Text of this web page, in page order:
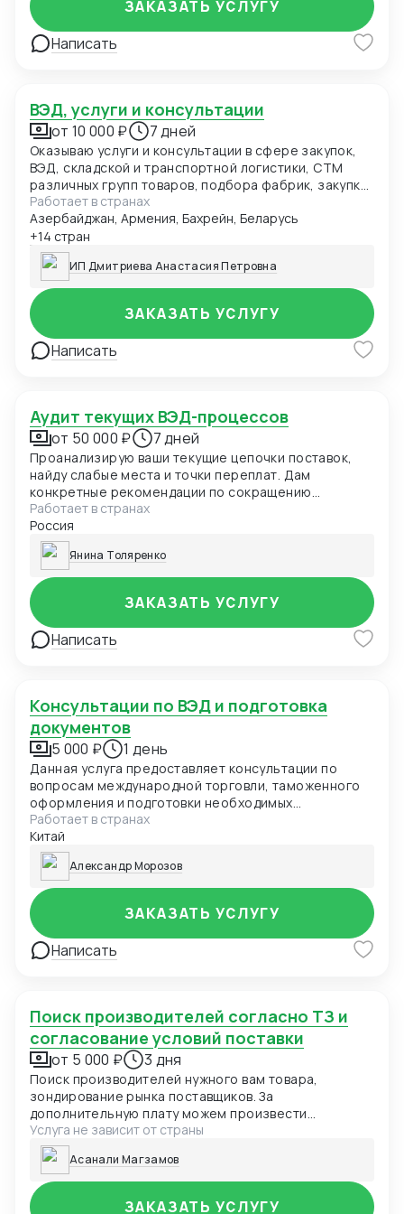
документов.
Написать
ЗАКАЗАТЬ УСЛУГУ
ВЭД, услуги и консультации
от 10 000 ₽ 7 дней
Оказываю услуги и консультации в сфере закупок,
ВЭД, складской и транспортной логистики, СТМ
различных групп товаров, подбора фабрик, закупки
и доставки товаров из Китая (КАРГО и белый ввоз).
Работаю со странами Европы, США, ОАЭ, Турцией,
Китаем и странами СНГ. Опыт: 11 лет личного опыта
как собственника компании. 9+ лет работы в
крупных сетях «Магнит» и «Светофор». 10 лет
консалтинга в закупках, логистике и ВЭД.
Работает в странах
Азербайджан, Армения, Бахрейн, Беларусь
+14 стран
ИП Дмитриева Анастасия Петровна
Написать
ЗАКАЗАТЬ УСЛУГУ
Аудит текущих ВЭД-процессов
от 50 000 ₽ 7 дней
Проанализирую ваши текущие цепочки поставок,
найду слабые места и точки переплат. Дам
конкретные рекомендации по сокращению
расходов и ускорению процессов.
Работает в странах
Россия
Янина Толяренко
Написать
ЗАКАЗАТЬ УСЛУГУ
Консультации по ВЭД и подготовка
документов
5 000 ₽ 1 день
Данная услуга предоставляет консультации по
вопросам международной торговли, таможенного
оформления и подготовки необходимых
документов. Стоимость услуги зависит от
сложности вопроса и объема консультации.
Работает в странах
Китай
Александр Морозов
Написать
ЗАКАЗАТЬ УСЛУГУ
Поиск производителей согласно ТЗ и
согласование условий поставки
от 5 000 ₽ 3 дня
Поиск производителей нужного вам товара,
зондирование рынка поставщиков. За
дополнительную плату можем произвести
инспекцию завода, партии и процесса
изготовления; затаможку/растаможку, наладить
доставку до базиса заказчика, получение образцов
Услуга не зависит от страны
Асанали Магзамов
ЗАКАЗАТЬ УСЛУГУ